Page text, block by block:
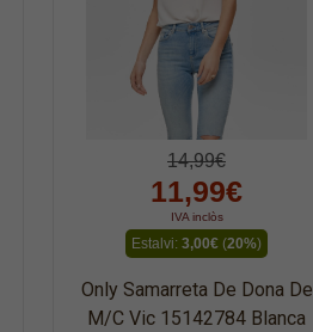
14,99€
11,99€
IVA inclòs
Estalvi: 3,00€ (20%)
Only Samarreta De Dona De
M/c Vic 15142784 Blanca